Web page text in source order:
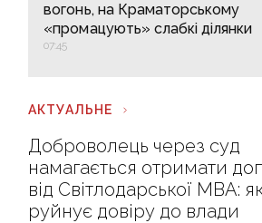
вогонь, на Краматорському
«промацують» слабкі ділянки
07:45
АКТУАЛЬНЕ
Доброволець через суд
намагається отримати
від Світлодарської МВА:
руйнує довіру до влади